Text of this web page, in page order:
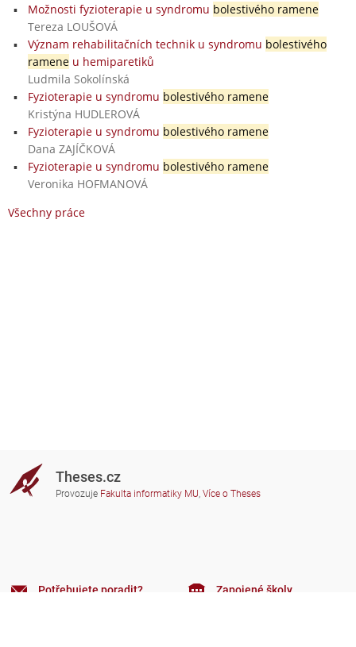
Možnosti fyzioterapie u syndromu bolestivého ramene
Tereza LOUŠOVÁ
Význam rehabilitačních technik u syndromu bolestivého
rameneu hemiparetiků
Ludmila Sokolínská
Fyzioterapie u syndromu bolestivého ramene
Kristýna HUDLEROVÁ
Fyzioterapie u syndromu bolestivého ramene
Dana ZAJÍČKOVÁ
Fyzioterapie u syndromu bolestivého ramene
Veronika HOFMANOVÁ
Všechny práce
Theses.cz
Provozuje Fakulta informatiky MU, Více o Theses
Potřebujete poradit? Zapojené školy